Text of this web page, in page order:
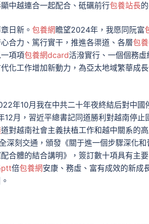
中越連合一起配合、砥礪前行包養站長
日新。 包養網 瞻望2024年，我愿同阮富
合力、篤行實干，推進各渠道、各層包
項項包養網dcard活潑實行、一個個務虛
化工作增加新動力，為亞太地域繁華成
年10月我在中共二十年夜終結后對中國
月，習近平總書記同道勝利對越南停止
道對越南社會主義扶植工作和越中關系的高
深刻交通，頒發《關于進一個步驟深化
合體的結合講明》，簽訂數十項具有主
ptt倍包養網安康、務虛、富有成效的新成